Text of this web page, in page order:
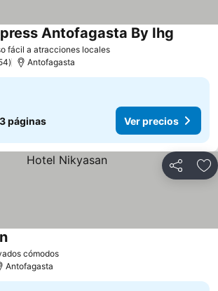
fácil a atracciones localesVer precios
Antofagasta By Ihg
Antofagasta
páginas Ver precios
Compartir
cómodosVer precios
Ver precios
Antofagasta